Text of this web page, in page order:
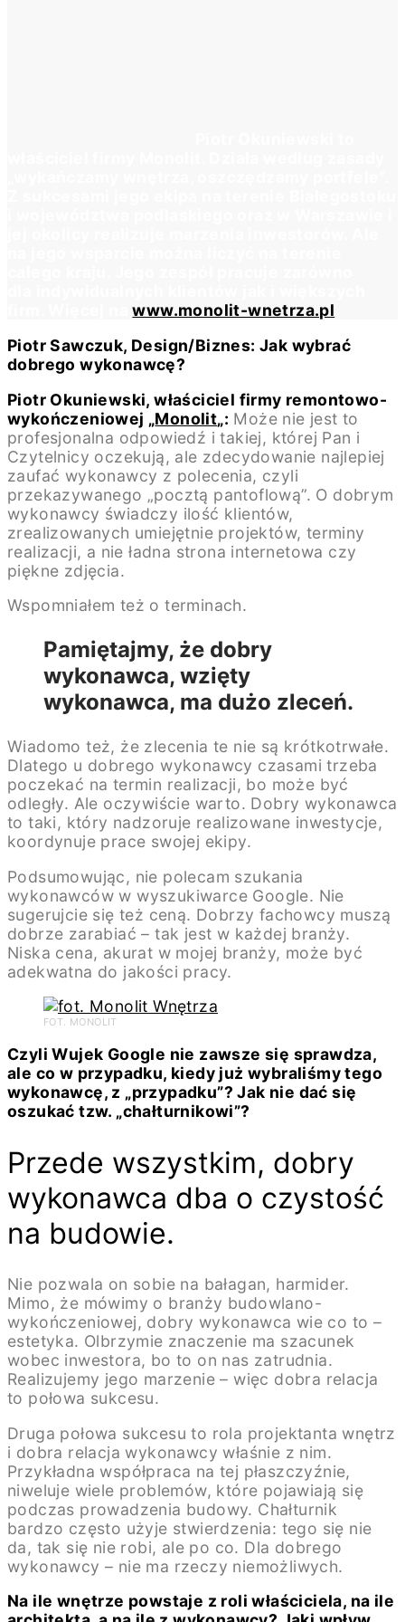
firm. Więcej nawww.monolit-wnetrza.pl
Piotr Sawczuk, Design/Biznes: Jak wybrać
dobrego wykonawcę?
Piotr Okuniewski, właściciel firmy remontowo-
wykończeniowej „Monolit„: Może nie jest to
profesjonalna odpowiedź i takiej, której Pan i
Czytelnicy oczekują, ale zdecydowanie najlepiej
zaufać wykonawcy z polecenia, czyli
przekazywanego „pocztą pantoflową”. O dobrym
wykonawcy świadczy ilość klientów,
zrealizowanych umiejętnie projektów, terminy
realizacji, a nie ładna strona internetowa czy
piękne zdjęcia.
Wspomniałem też o terminach.
Pamiętajmy, że dobry
wykonawca, wzięty
wykonawca, ma dużo zleceń.
Wiadomo też, że zlecenia te nie są krótkotrwałe.
Dlatego u dobrego wykonawcy czasami trzeba
poczekać na termin realizacji, bo może być
odległy. Ale oczywiście warto. Dobry wykonawca
to taki, który nadzoruje realizowane inwestycje,
koordynuje prace swojej ekipy.
Podsumowując, nie polecam szukania
wykonawców w wyszukiwarce Google. Nie
sugerujcie się też ceną. Dobrzy fachowcy muszą
dobrze zarabiać – tak jest w każdej branży.
Niska cena, akurat w mojej branży, może być
adekwatna do jakości pracy.
FOT. MONOLIT
Czyli Wujek Google nie zawsze się sprawdza,
ale co w przypadku, kiedy już wybraliśmy tego
wykonawcę, z „przypadku”? Jak nie dać się
oszukać tzw. „chałturnikowi”?
Przede wszystkim, dobry
wykonawca dba o czystość
na budowie.
Nie pozwala on sobie na bałagan, harmider.
Mimo, że mówimy o branży budowlano-
wykończeniowej, dobry wykonawca wie co to –
estetyka. Olbrzymie znaczenie ma szacunek
wobec inwestora, bo to on nas zatrudnia.
Realizujemy jego marzenie – więc dobra relacja
to połowa sukcesu.
Druga połowa sukcesu to rola projektanta wnętrz
i dobra relacja wykonawcy właśnie z nim.
Przykładna współpraca na tej płaszczyźnie,
niweluje wiele problemów, które pojawiają się
podczas prowadzenia budowy. Chałturnik
bardzo często użyje stwierdzenia: tego się nie
da, tak się nie robi, ale po co. Dla dobrego
wykonawcy – nie ma rzeczy niemożliwych.
Na ile wnętrze powstaje z roli właściciela, na ile